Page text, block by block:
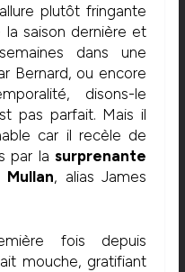
plutôt fringante
la saison dernière et
dans une
Bernard, ou encore
disons-le
pas parfait. Mais il
car il recèle de
par lasurprenante
, alias James
fois depuis
mouche, gratifiant